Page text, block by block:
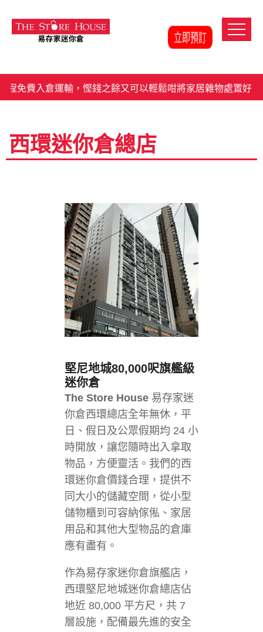
費入倉運輸，慳錢之餘又可以輕鬆咁將家居雜物處置好。
西環迷你倉總店
堅尼地城80,000呎旗艦級
迷你倉
The Store House 易存家迷
你倉西環總店全年無休，平
日、假日及公眾假期均 24 小
時開放，讓您隨時出入拿取
物品，方便靈活。我們的西
環迷你倉價錢合理，提供不
同大小的儲藏空間，從小型
儲物櫃到可容納傢俬、家居
用品和其他大型物品的倉庫
應有盡有。
作為易存家迷你倉旗艦店，
西環堅尼地城迷你倉總店佔
地近 80,000 平方尺，共 7
層設施，配備最先進的安全